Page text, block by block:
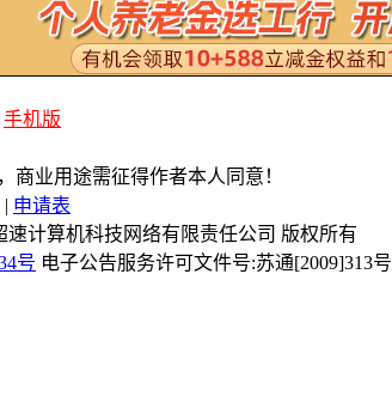
手机版
商业用途需征得作者本人同意！
| 申请表
速计算机科技网络有限责任公司 版权所有
号 电子公告服务许可文件号:苏通[2009]313号